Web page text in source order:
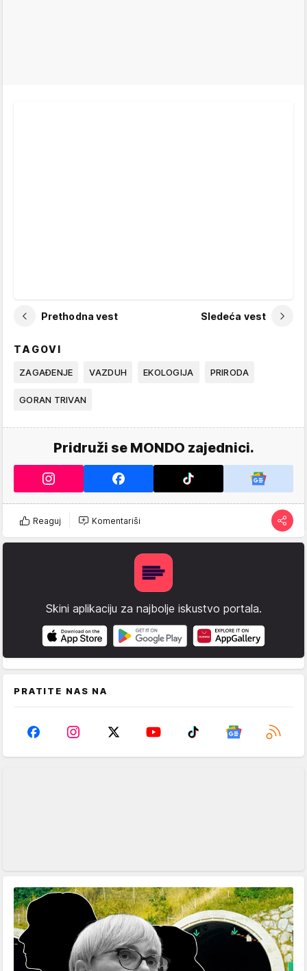
Prethodna vest Sledeća vest
TAGOVI
ZAGAĐENJE VAZDUH EKOLOGIJA PRIRODA
GORAN TRIVAN
Pridruži se MONDO zajednici.
Reaguj Komentariši
Skini aplikaciju za najbolje iskustvo portala.
PRATITE NAS NA